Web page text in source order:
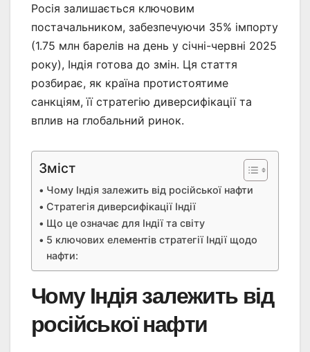
Росія залишається ключовим
постачальником, забезпечуючи 35% імпорту
(1.75 млн барелів на день у січні-червні 2025
року), Індія готова до змін. Ця стаття
розбирає, як країна протистоятиме
санкціям, її стратегію диверсифікації та
вплив на глобальний ринок.
Зміст
Чому Індія залежить від російської нафти
Стратегія диверсифікації Індії
Що це означає для Індії та світу
5 ключових елементів стратегії Індії щодо
нафти:
Чому Індія залежить від
російської нафти